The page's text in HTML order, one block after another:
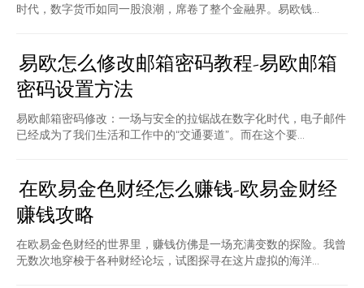
时代，数字货币如同一股浪潮，席卷了整个金融界。易欧钱...
易欧怎么修改邮箱密码教程-易欧邮箱
密码设置方法
易欧邮箱密码修改：一场与安全的拉锯战在数字化时代，电子邮件
已经成为了我们生活和工作中的“交通要道”。而在这个要...
在欧易金色财经怎么赚钱-欧易金财经
赚钱攻略
在欧易金色财经的世界里，赚钱仿佛是一场充满变数的探险。我曾
无数次地穿梭于各种财经论坛，试图探寻在这片虚拟的海洋...